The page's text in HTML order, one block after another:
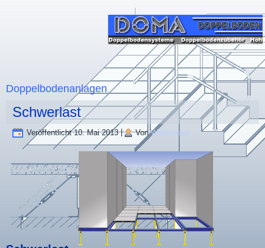
Doppelbodenanlagen
Schwerlast
Veröffentlicht 10. Mai 2013| Von Webmaster